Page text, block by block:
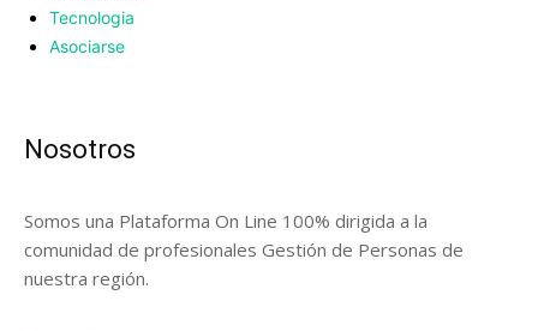
Tecnologia
Asociarse
Nosotros
Somos una Plataforma On Line 100% dirigida a la
comunidad de profesionales Gestión de Personas de
nuestra región.